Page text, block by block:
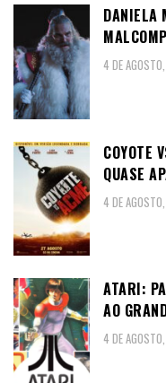
DANIELA
4 DE
COYOTE
QUASE
4 DE
ATARI:
AO
4 DE